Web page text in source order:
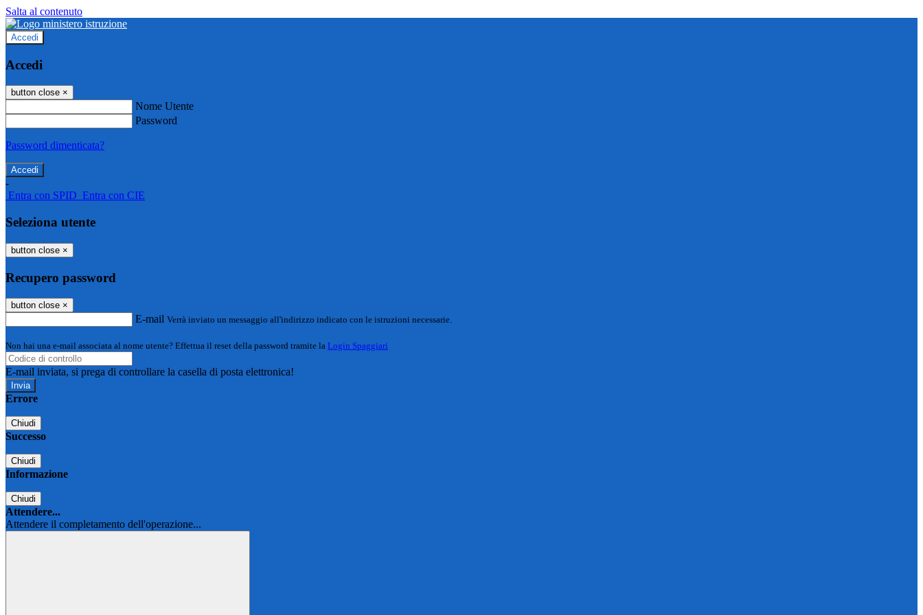
Salta al contenuto
Accedi
Accedi
button close ×
Nome Utente
Password
Password dimenticata?
-
Entra con SPID Entra con CIE
Seleziona utente
button close ×
Recupero password
button close ×
E-mail Verrà inviato un messaggio all'indirizzo indicato con le istruzioni necessarie.
Non hai una e-mail associata al nome utente? Effettua il reset della password tramite la Login Spaggiari
E-mail inviata, si prega di controllare la casella di posta elettronica!
Errore
Chiudi
Successo
Chiudi
Informazione
Chiudi
Attendere...
Attendere il completamento dell'operazione...